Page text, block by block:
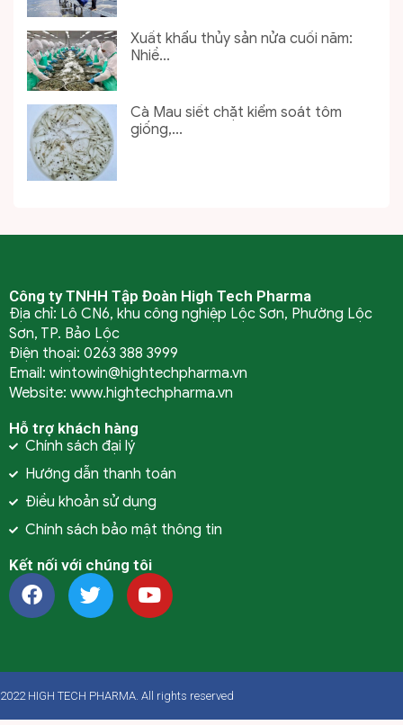
Xuất khẩu thủy sản nửa cuối năm:
Nhiề...
Cà Mau siết chặt kiểm soát tôm
giống,...
Công ty TNHH Tập Đoàn High Tech Pharma
Địa chỉ: Lô CN6, khu công nghiệp Lộc Sơn, Phường Lộc
Sơn, TP. Bảo Lộc
Điện thoại: 0263 388 3999
Email: wintowin@hightechpharma.vn
Website: www.hightechpharma.vn
Hỗ trợ khách hàng
Chính sách đại lý
Hướng dẫn thanh toán
Điều khoản sử dụng
Chính sách bảo mật thông tin
Kết nối với chúng tôi
2022 HIGH TECH PHARMA. All rights reserved